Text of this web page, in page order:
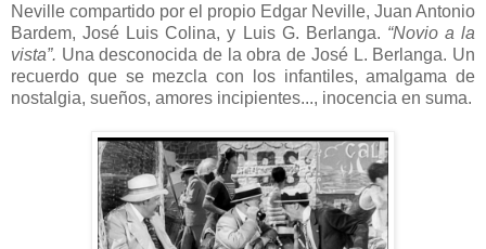
Neville compartido por el propio Edgar Neville, Juan Antonio
Bardem, José Luis Colina, y Luis G. Berlanga. “Novio a la
vista”. Una desconocida de la obra de José L. Berlanga. Un
recuerdo que se mezcla con los infantiles, amalgama de
nostalgia, sueños, amores incipientes..., inocencia en suma.